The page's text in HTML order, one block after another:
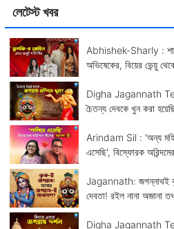
লেটেস্ট খবর
Abhishek-Sharly :
অভিষেকের, বিয়ের ভেন্য়ু
Digha Jagannath
চৈতন্য দেবকে খুন করা
Arindam Sil : 'অন্য
এসেছি', বিস্ফোরক অরিন্দমের
Jagannath: জগন্নাথই
দেবতা! রইল নানা অজানা
Digha Jagannath